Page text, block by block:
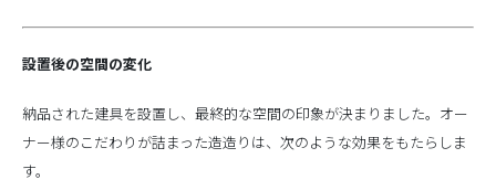
設置後の空間の変化
納品された建具を設置し、最終的な空間の印象が決まりました。オー
ナー様のこだわりが詰まった造造りは、次のような効果をもたらしま
す。